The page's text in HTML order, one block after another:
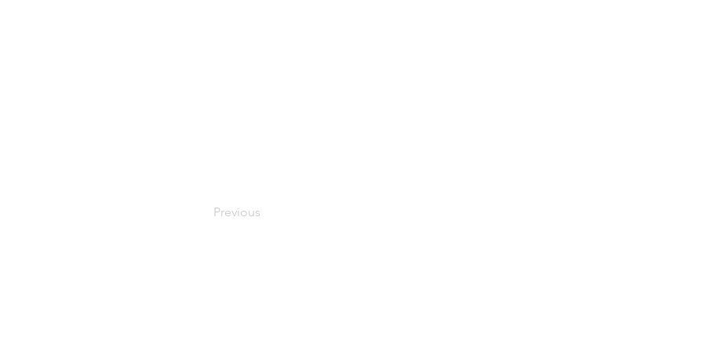
Previous